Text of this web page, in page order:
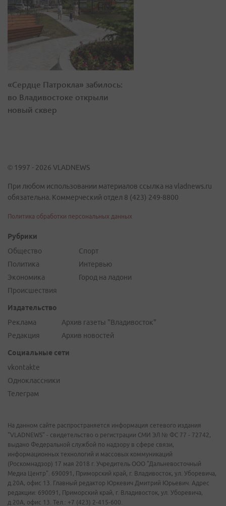
«Сердце Патрокла» забилось:
во Владивостоке открыли
новый сквер
© 1997 - 2026 VLADNEWS
При любом использовании материалов ссылка на vladnews.ru
обязательна. Коммерческий отдел 8 (423) 249-8800
Политика обработки персональных данных
Рубрики
Общество
Политика
Экономика
Происшествия
Спорт
Интервью
Город на ладони
Издательство
Реклама
Редакция
Архив газеты "Владивосток"
Архив новостей
Социальные сети
vkontakte
Одноклассники
Телеграм
На данном сайте распространяется информация сетевого издания
"VLADNEWS" - свидетельство о регистрации СМИ ЭЛ № ФС 77 - 72742,
выдано Федеральной службой по надзору в сфере связи,
информационных технологий и массовых коммуникаций
(Роскомнадзор) 17 мая 2018 г. Учредитель ООО "Дальневосточный
Медиа Центр". 690091, Приморский край, г. Владивосток, ул. Уборевича,
д.20А, офис 13. Главный редактор Юркевич Дмитрий Юрьевич. Адрес
редакции: 690091, Приморский край, г. Владивосток, ул. Уборевича,
д.20А, офис 13. Тел.: +7 (423) 2-415-600.